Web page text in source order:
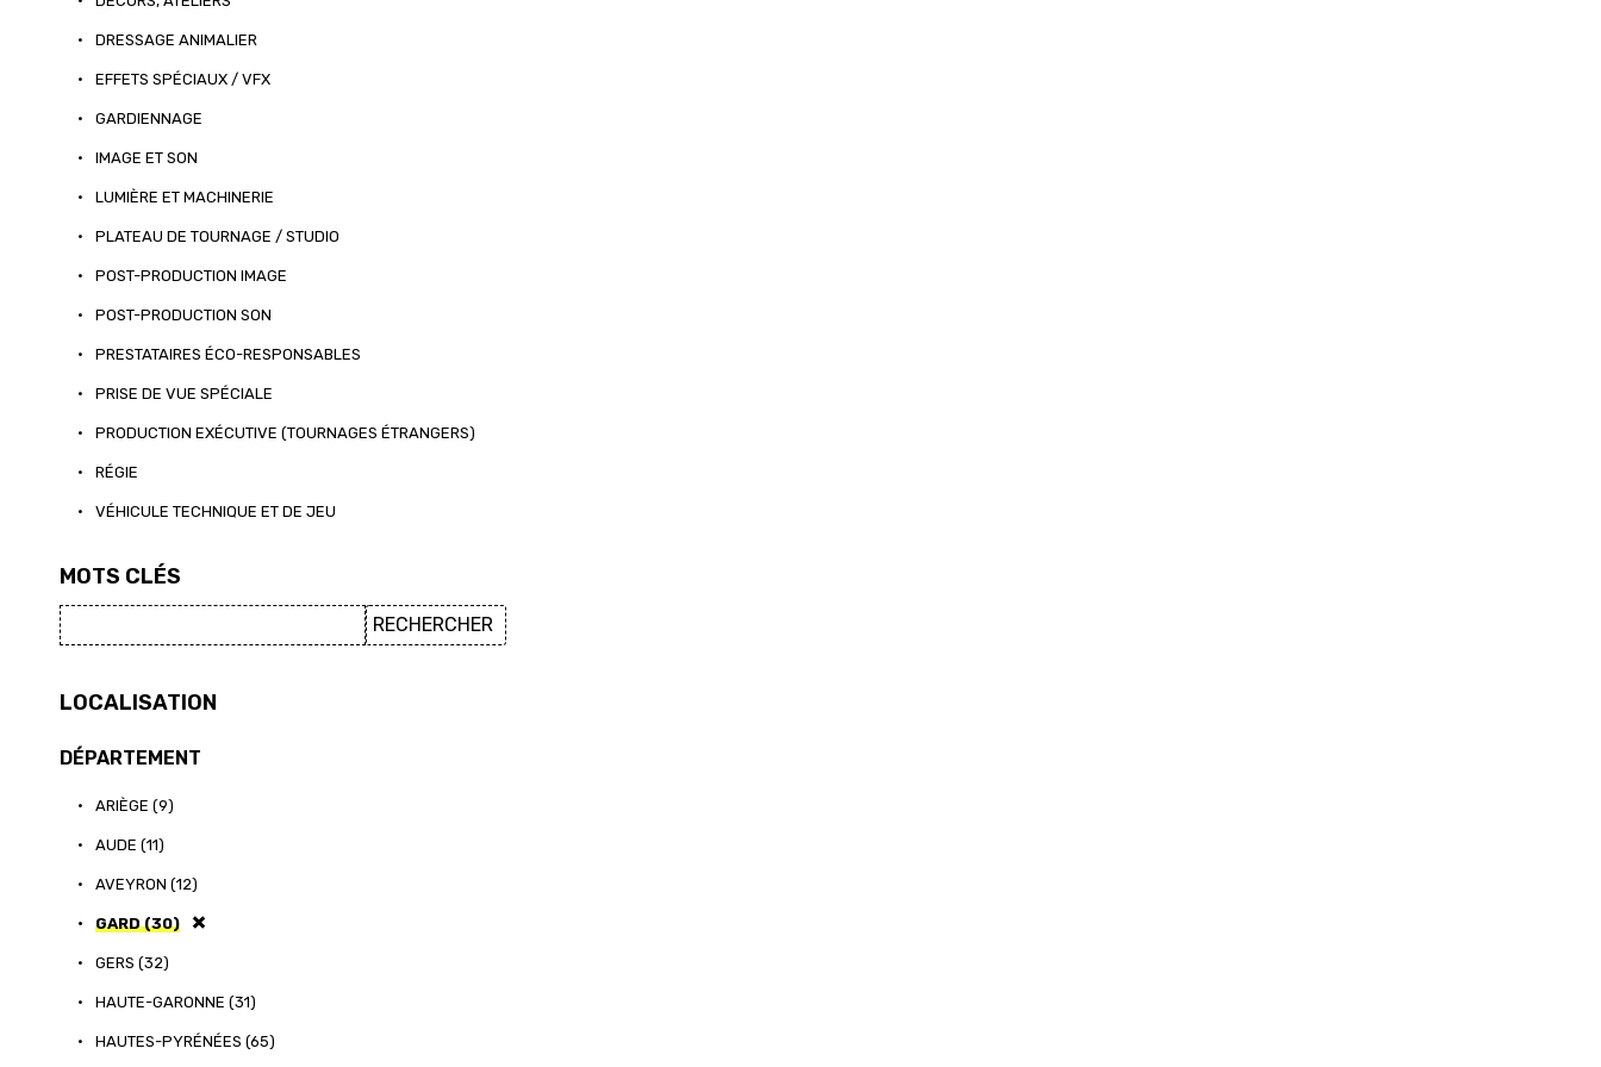
• DRESSAGE ANIMALIER
• EFFETS SPÉCIAUX / VFX
• GARDIENNAGE
• IMAGE ET SON
• LUMIÈRE ET MACHINERIE
• PLATEAU DE TOURNAGE / STUDIO
• POST-PRODUCTION IMAGE
• POST-PRODUCTION SON
• PRESTATAIRES ÉCO-RESPONSABLES
• PRISE DE VUE SPÉCIALE
• PRODUCTION EXÉCUTIVE (TOURNAGES ÉTRANGERS)
• RÉGIE
• VÉHICULE TECHNIQUE ET DE JEU
MOTS CLÉS
LOCALISATION
DÉPARTEMENT
• ARIÈGE (9)
• AUDE (11)
• AVEYRON (12)
• GARD (30)
• GERS (32)
• HAUTE-GARONNE (31)
• HAUTES-PYRÉNÉES (65)